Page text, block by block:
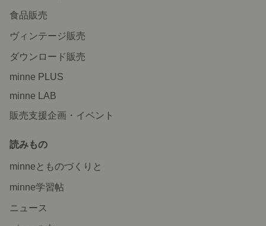
食品販売
ヴィンテージ販売
ダウンロード販売
minne PLUS
minne LAB
販売支援企画・イベント
読みもの
minneとものづくりと
minne学習帖
ニュース